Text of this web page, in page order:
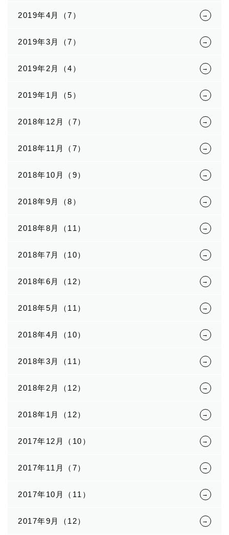
2019年4月（7）
2019年3月（7）
2019年2月（4）
2019年1月（5）
2018年12月（7）
2018年11月（7）
2018年10月（9）
2018年9月（8）
2018年8月（11）
2018年7月（10）
2018年6月（12）
2018年5月（11）
2018年4月（10）
2018年3月（11）
2018年2月（12）
2018年1月（12）
2017年12月（10）
2017年11月（7）
2017年10月（11）
2017年9月（12）